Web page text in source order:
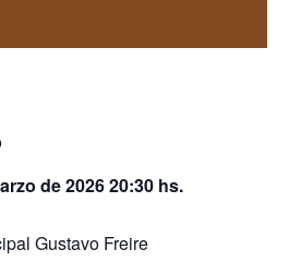
de 2026 20:30 hs.
Gustavo Freire